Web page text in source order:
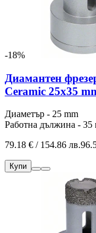
-18%
Диамантен
Ceramic 25x35
Диаметър - 25 mm
Работна дължина - 35
79.18 € / 154.86 лв.
Купи